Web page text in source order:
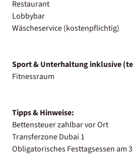
Restaurant
Lobbybar
Wäscheservice (kostenpflichtig)
Sport & Unterhaltung inklusive
Fitnessraum
Tipps & Hinweise:
Bettensteuer zahlbar vor Ort
Transferzone Dubai 1
Obligatorisches Festtagsessen am